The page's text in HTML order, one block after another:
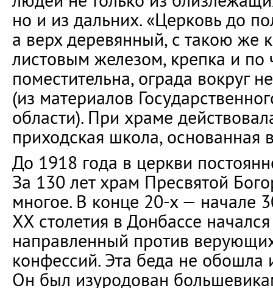
но и из дальних. «Церковь до
а верх деревянный, с такою же
листовым железом, крепка и по
поместительна, ограда вокруг
(из материалов
области). При храме
приходская школа, основанная
До 1918 года в церкви
За 130 лет храм Пресвятой
многое. В конце 20-х — начале
XX столетия в Донбассе
направленный против
конфессий. Эта беда не обошла
Он был изуродован